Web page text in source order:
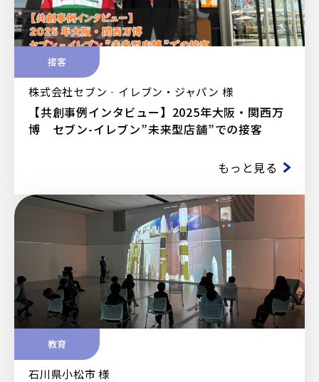
接客
株式会社セブン‐イレブン・ジャパン 様
【共創事例インタビュー】2025年大阪・関西万
博 セブン-イレブン”未来型店舗”での接客
もっと見る
教育
石川県小松市 様